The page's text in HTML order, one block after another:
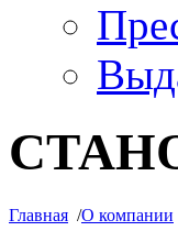
Главная /О компании